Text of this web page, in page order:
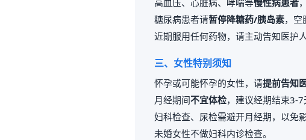
高血压、心脏病、哮喘等慢性病患者
糖尿病患者请暂停降糖药/胰岛素，空
近期服用任何药物，请主动告知医护人
三、女性特别须知
怀孕或可能怀孕的女性，请提前告知
月经期间不宜体检，建议经期结束3-7
妇科检查、尿检需避开月经期，以免
未婚女性不做妇科内诊检查。